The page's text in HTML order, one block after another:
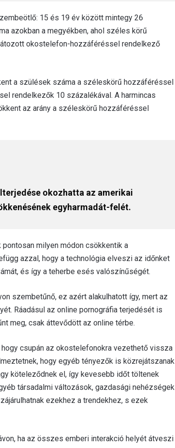
15 és 19 év között mintegy 26
azokban a megyékben, ahol széles körű
okostelefon-hozzáféréssel rendelkező
a szülések száma a széleskörű hozzáféréssel
rendelkezők 10 százalékával. A harmincas
az arány a széleskörű hozzáféréssel
okozhatta az amerikai
egyharmadát-felét.
milyen módon csökkentik a
azzal, hogy a technológia elveszi az időnket
és így a teherbe esés valószínűségét.
szembetűnő, ez azért alakulhatott így, mert az
Ráadásul az online pornográfia terjedését is
meg, csak áttevődött az online térbe.
csupán az okostelefonokra vezethető vissza
hogy egyéb tényezők is közrejátszanak
köteleződnek el, így kevesebb időt töltenek
társadalmi változások, gazdasági nehézségek
ezekhez a trendekhez, s ezek
ha az összes emberi interakció helyét átveszi